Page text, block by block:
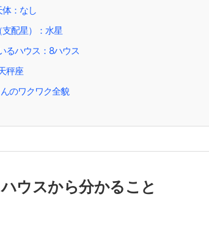
：なし
配星）：水星
ハウス：8ハウス
秤座
のワクワク全貌
ウスから分かること